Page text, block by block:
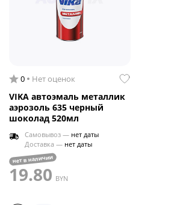
0 Нет оценок
VIKA автоэмаль металлик
аэрозоль 635 черный
шоколад 520мл
Самовывоз — нет даты
Доставка — нет даты
нет в наличии
19.80 BYN